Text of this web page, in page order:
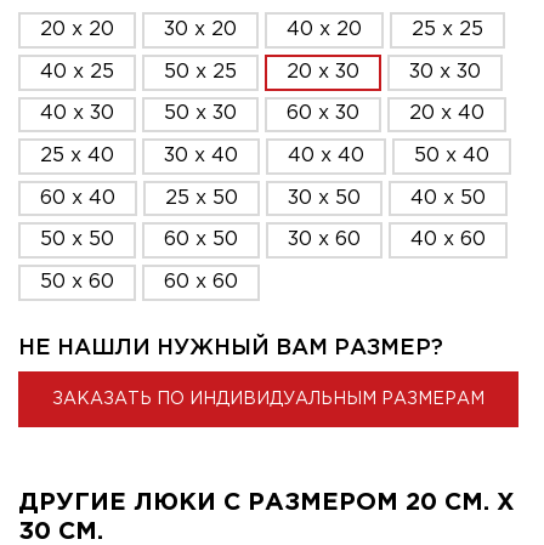
20 x 20 30 x 20 40 x 20 25 x 25
40 x 25 50 x 25 20 x 30 30 x 30
40 x 30 50 x 30 60 x 30 20 x 40
25 x 40 30 x 40 40 x 40 50 x 40
60 x 40 25 x 50 30 x 50 40 x 50
50 x 50 60 x 50 30 x 60 40 x 60
50 x 60 60 x 60
НЕ НАШЛИ НУЖНЫЙ ВАМ РАЗМЕР?
ЗАКАЗАТЬ ПО ИНДИВИДУАЛЬНЫМ РАЗМЕРАМ
ДРУГИЕ ЛЮКИ С РАЗМЕРОМ 20 СМ. X
30 СМ.